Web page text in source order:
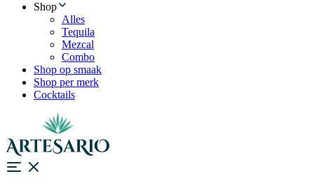
Shop
Alles
Tequila
Mezcal
Combo
Shop op smaak
Shop per merk
Cocktails